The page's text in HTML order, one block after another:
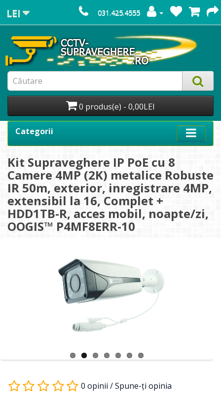
LEI 031.425.4555
0 produs(e) - 0,00LEI
Categorii
Kit Supraveghere IP PoE cu 8
Camere 4MP (2K) metalice Robuste
IR 50m, exterior, inregistrare 4MP,
extensibil la 16, Complet +
HDD1TB-R, acces mobil, noapte/zi,
OOGIS™ P4MF8ERR-10
0 opinii /Spune-ţi opinia